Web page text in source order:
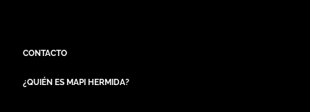
CONTACTO
¿QUIÉN ES MAPI HERMIDA?